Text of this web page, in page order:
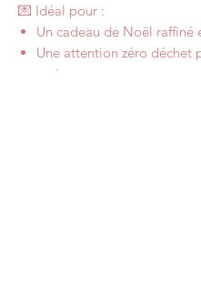
💌 Idéal pour :
Un cadeau de Noël raffiné
Une attention zéro déchet
amie, une sœur ou une